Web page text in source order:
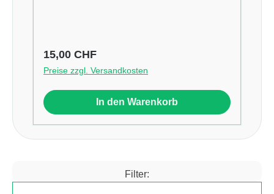
Regulärer Preis:
15,00 CHF
Preise zzgl. Versandkosten
In den Warenkorb
Filter: